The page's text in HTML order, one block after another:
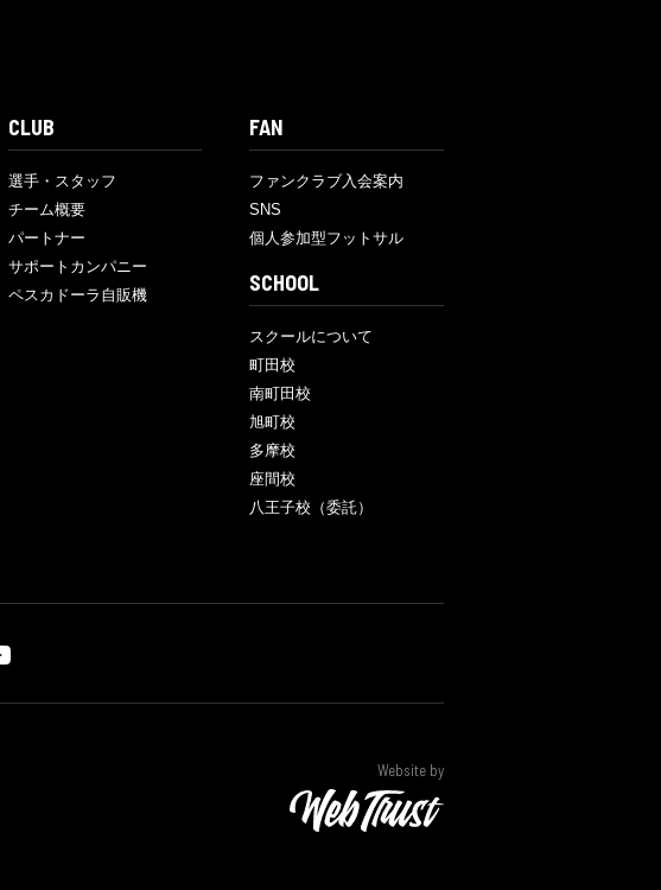
CLUB
選手・スタッフ
チーム概要
パートナー
サポートカンパニー
ペスカドーラ自販機
FAN
ファンクラブ入会案内
SNS
個人参加型フットサル
SCHOOL
スクールについて
町田校
南町田校
旭町校
多摩校
座間校
八王子校（委託）
Website by